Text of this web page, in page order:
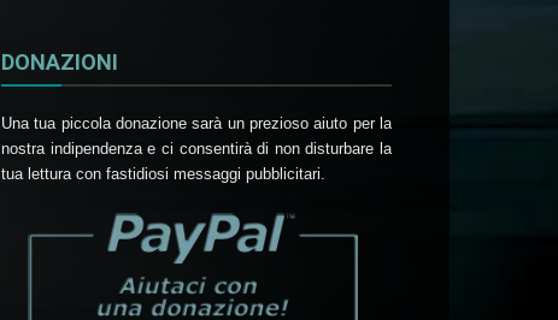
DONAZIONI
Una tua piccola donazione sarà un prezioso aiuto per la
nostra indipendenza e ci consentirà di non disturbare la
tua lettura con fastidiosi messaggi pubblicitari.